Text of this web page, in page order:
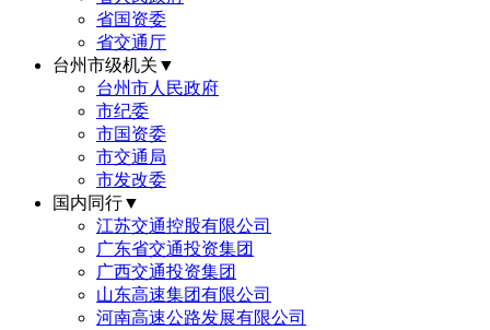
省国资委
省交通厅
台州市级机关▼
台州市人民政府
市纪委
市国资委
市交通局
市发改委
国内同行▼
江苏交通控股有限公司
广东省交通投资集团
广西交通投资集团
山东高速集团有限公司
河南高速公路发展有限公司